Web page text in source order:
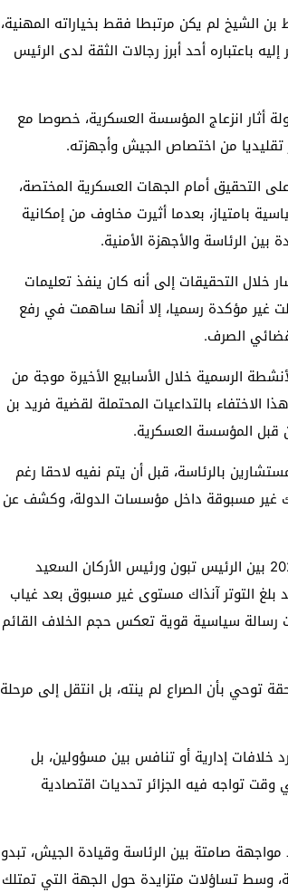
الشيخ لم يكن مرتبطا فقط بخياراته المهنية،
باعتباره أحد أبرز رجالات الثقة لدى الرئيس
أثار انزعاج المؤسسة العسكرية، خصوصا مع
تقليديا من اختصاص الجيش وأجهزته.
وإحالته على التحقيق أمام الجهات العسكرية المختصة،
بامتياز، بعدما أثيرت مخاوف من إمكانية
الرئاسة والأجهزة الأمنية.
التحقيقات إلى أنه كان ينفذ تعليمات
غير مؤكدة رسميا، إلا أنها ساهمت في رفع
الصرف.
الرسمية خلال الأسابيع الأخيرة موجة من
الاختفاء بالتداعيات المحتملة لقضية فريد بن
قبل المؤسسة العسكرية.
بالرئاسة، قبل أن يتم نفيه لاحقا رغم
غير مسبوقة داخل مؤسسات الدولة، وكشف عن
ويعود جزء من جذور الأزمة الحالية إلى الخلاف الذي تفجر أواخر سنة 2025 بين الرئيس تبون ورئيس الأركان السعيد
بلغ التوتر آنذاك مستوى غير مسبوق بعد غياب
سياسية قوية تعكس حجم الخلاف القائم
توحي بأن الصراع لم ينته، بل انتقل إلى مرحلة
خلافات إدارية أو تنافس بين مسؤولين، بل
تواجه فيه الجزائر تحديات اقتصادية
صامتة بين الرئاسة وقيادة الجيش، تبدو
وسط تساؤلات متزايدة حول الجهة التي تمتلك